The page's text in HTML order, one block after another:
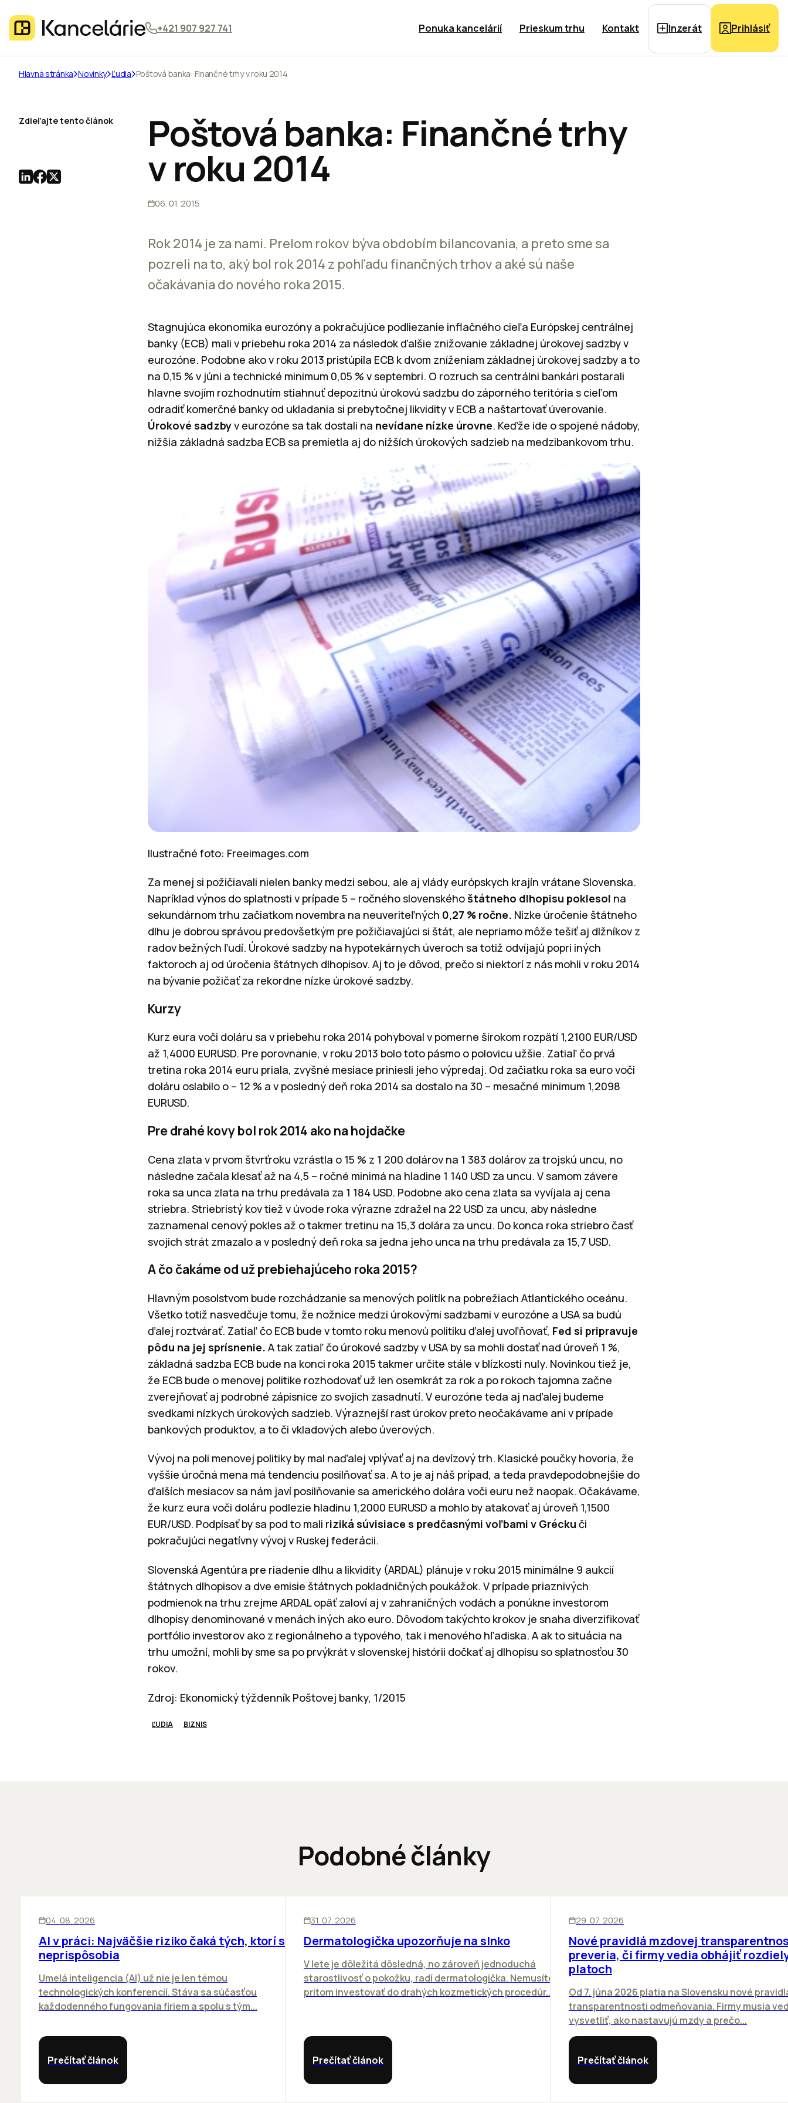
+421 907 927 741 Ponuka kancelárií Prieskum trhu Kontakt Inzerát Prihlásiť
Hlavná stránka Novinky Ľudia Poštová banka: Finančné trhy v roku 2014
Poštová banka: Finančné trhy
v roku 2014
06. 01. 2015
Rok 2014 je za nami. Prelom rokov býva obdobím bilancovania, a preto sme sa
pozreli na to, aký bol rok 2014 z pohľadu finančných trhov a aké sú naše
očakávania do nového roka 2015.
Stagnujúca ekonomika eurozóny a pokračujúce podliezanie inflačného cieľa Európskej centrálnej
banky (ECB) mali v priebehu roka 2014 za následok ďalšie znižovanie základnej úrokovej sadzby v
eurozóne. Podobne ako v roku 2013 pristúpila ECB k dvom zníženiam základnej úrokovej sadzby a to
na 0,15 % v júni a technické minimum 0,05 % v septembri. O rozruch sa centrálni bankári postarali
hlavne svojím rozhodnutím stiahnuť depozitnú úrokovú sadzbu do záporného teritória s cieľom
odradiť komerčné banky od ukladania si prebytočnej likvidity v ECB a naštartovať úverovanie.
Úrokové sadzbyv eurozóne sa tak dostali na nevídane nízke úrovne. Keďže ide o spojené nádoby,
nižšia základná sadzba ECB sa premietla aj do nižších úrokových sadzieb na medzibankovom trhu.
Ilustračné foto: Freeimages.com
Za menej si požičiavali nielen banky medzi sebou, ale aj vlády európskych krajín vrátane Slovenska.
Napríklad výnos do splatnosti v prípade 5 – ročného slovenskéhoštátneho dlhopisu poklesol na
sekundárnom trhu začiatkom novembra na neuveriteľných 0,27 % ročne. Nízke úročenie štátneho
dlhu je dobrou správou predovšetkým pre požičiavajúci si štát, ale nepriamo môže tešiť aj dlžníkov z
radov bežných ľudí. Úrokové sadzby na hypotekárnych úveroch sa totiž odvíjajú popri iných
faktoroch aj od úročenia štátnych dlhopisov. Aj to je dôvod, prečo si niektorí z nás mohli v roku 2014
na bývanie požičať za rekordne nízke úrokové sadzby.
Kurzy
Kurz eura voči doláru sa v priebehu roka 2014 pohyboval v pomerne širokom rozpätí 1,2100 EUR/USD
až 1,4000 EURUSD. Pre porovnanie, v roku 2013 bolo toto pásmo o polovicu užšie. Zatiaľ čo prvá
tretina roka 2014 euru priala, zvyšné mesiace priniesli jeho výpredaj. Od začiatku roka sa euro voči
doláru oslabilo o – 12 % a v posledný deň roka 2014 sa dostalo na 30 – mesačné minimum 1,2098
EURUSD.
Pre drahé kovy bol rok 2014 ako na hojdačke
Cena zlata v prvom štvrťroku vzrástla o 15 % z 1 200 dolárov na 1 383 dolárov za trojskú uncu, no
následne začala klesať až na 4,5 – ročné minimá na hladine 1 140 USD za uncu. V samom závere
roka sa unca zlata na trhu predávala za 1 184 USD. Podobne ako cena zlata sa vyvíjala aj cena
striebra. Striebristý kov tiež v úvode roka výrazne zdražel na 22 USD za uncu, aby následne
zaznamenal cenový pokles až o takmer tretinu na 15,3 dolára za uncu. Do konca roka striebro časť
svojich strát zmazalo a v posledný deň roka sa jedna jeho unca na trhu predávala za 15,7 USD.
A čo čakáme od už prebiehajúceho roka 2015?
Hlavným posolstvom bude rozchádzanie sa menových politík na pobrežiach Atlantického oceánu.
Všetko totiž nasvedčuje tomu, že nožnice medzi úrokovými sadzbami v eurozóne a USA sa budú
ďalej roztvárať. Zatiaľ čo ECB bude v tomto roku menovú politiku ďalej uvoľňovať, Fed si pripravuje
pôdu na jej sprísnenie. A tak zatiaľ čo úrokové sadzby v USA by sa mohli dostať nad úroveň 1 %,
základná sadzba ECB bude na konci roka 2015 takmer určite stále v blízkosti nuly. Novinkou tiež je,
že ECB bude o menovej politike rozhodovať už len osemkrát za rok a po rokoch tajomna začne
zverejňovať aj podrobné zápisnice zo svojich zasadnutí. V eurozóne teda aj naďalej budeme
svedkami nízkych úrokových sadzieb. Výraznejší rast úrokov preto neočakávame ani v prípade
bankových produktov, a to či vkladových alebo úverových.
Vývoj na poli menovej politiky by mal naďalej vplývať aj na devízový trh. Klasické poučky hovoria, že
vyššie úročná mena má tendenciu posilňovať sa. A to je aj náš prípad, a teda pravdepodobnejšie do
ďalších mesiacov sa nám javí posilňovanie sa amerického dolára voči euru než naopak. Očakávame,
že kurz eura voči doláru podlezie hladinu 1,2000 EURUSD a mohlo by atakovať aj úroveň 1,1500
EUR/USD. Podpísať by sa pod to mali riziká súvisiace s predčasnými voľbami v Grécku či
pokračujúci negatívny vývoj v Ruskej federácii.
Slovenská Agentúra pre riadenie dlhu a likvidity (ARDAL) plánuje v roku 2015 minimálne 9 aukcií
štátnych dlhopisov a dve emisie štátnych pokladničných poukážok. V prípade priaznivých
podmienok na trhu zrejme ARDAL opäť zaloví aj v zahraničných vodách a ponúkne investorom
dlhopisy denominované v menách iných ako euro. Dôvodom takýchto krokov je snaha diverzifikovať
portfólio investorov ako z regionálneho a typového, tak i menového hľadiska. A ak to situácia na
trhu umožní, mohli by sme sa po prvýkrát v slovenskej histórii dočkať aj dlhopisu so splatnosťou 30
rokov.
Zdroj: Ekonomický týždenník Poštovej banky, 1/2015
ĽUDIA BIZNIS
Zdieľajte tento článok
Podobné články
04. 08. 2026
AI v práci: Najväčšie riziko čaká tých, ktorí sa
neprispôsobia
Umelá inteligencia (AI) už nie je len témou
technologických konferencií. Stáva sa súčasťou
každodenného fungovania firiem a spolu s tým...
Prečítať článok
31. 07. 2026
Dermatologička upozorňuje na slnko
V lete je dôležitá dôsledná, no zároveň jednoduchá
starostlivosť o pokožku, radí dermatologička. Nemusíte
pritom investovať do drahých kozmetických procedúr...
Prečítať článok
29. 07. 2026
Nové pravidlá mzdovej
preveria, či firmy vedia obhájiť
platoch
Od 7. júna 2026 platia na Slovensku nové
transparentnosti odmeňovania. Firmy musia
vysvetliť, ako nastavujú mzdy a prečo...
Prečítať článok